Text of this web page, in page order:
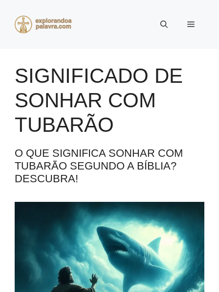
Menu
SIGNIFICADO DE
SONHAR COM
TUBARÃO
O QUE SIGNIFICA SONHAR COM
TUBARÃO SEGUNDO A BÍBLIA?
DESCUBRA!